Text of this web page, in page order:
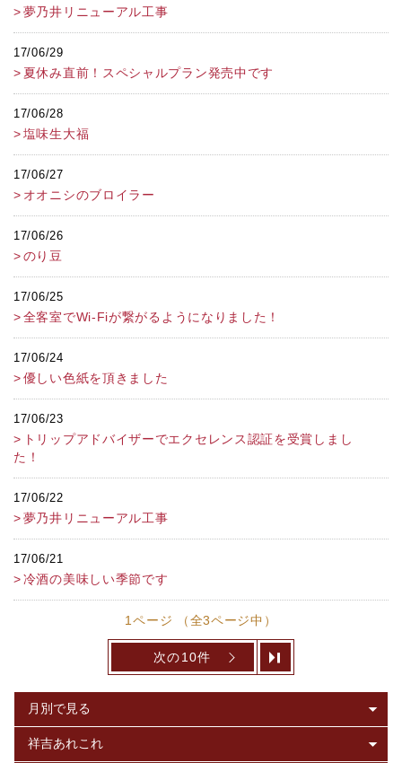
夢乃井リニューアル工事
17/06/29
夏休み直前！スペシャルプラン発売中です
17/06/28
塩味生大福
17/06/27
オオニシのブロイラー
17/06/26
のり豆
17/06/25
全客室でWi-Fiが繋がるようになりました！
17/06/24
優しい色紙を頂きました
17/06/23
トリップアドバイザーでエクセレンス認証を受賞しまし
た！
17/06/22
夢乃井リニューアル工事
17/06/21
冷酒の美味しい季節です
1ページ （全3ページ中）
次の10件